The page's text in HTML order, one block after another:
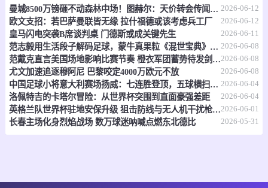
情报
坦桑超 06-15 21:00 即将开始
福斯特FC 0 - 0 科斯塔尔
情报
坦桑超 06-15 21:00 即将开始
曼城8500万镑砸不动森林中场！图赫尔：天价转会传闻反倒成了安德森的兴奋剂 2026-06-12
欧文支招：若巴萨曼联皆无缘 拉什福德或该考虑兵工厂 2026-06-12
皇马闪电突袭B席谈判桌 门德斯或成关键先生 2026-06-11
范志毅用生活段子解码足球，蒙牛真果粒《混世宝典》玩出新花样 2026-06-08
范戴克直言美国场地影响比赛节奏 橙衣军团蓄势待发剑指世界杯2026-06-08
尤文加速追逐穆阿尼 巴黎咬定4000万欧元不放 2026-06-08
中国足球小将意大利赛场扬威：七连胜登顶，五球横扫北欧豪门！ 2026-06-04
洛佩特吉的卡塔尔冒险：从世界杯突围到直面豪强差距 2026-06-04
英格兰队世界杯驻地安保升级 狙击防线与无人机干扰枪严阵以待2026-06-01
长春主场化身烈焰战场 数万球迷呐喊点燃东北德比 2026-05-31